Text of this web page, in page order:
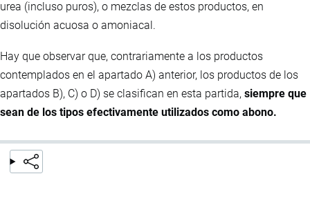
urea (incluso puros), o mezclas de estos productos, en
disolución acuosa o amoniacal.
Hay que observar que, contrariamente a los productos
contemplados en el apartado A) anterior, los productos de los
apartados B), C) o D) se clasifican en esta partida, siempre que
sean de los tipos efectivamente utilizados como abono.